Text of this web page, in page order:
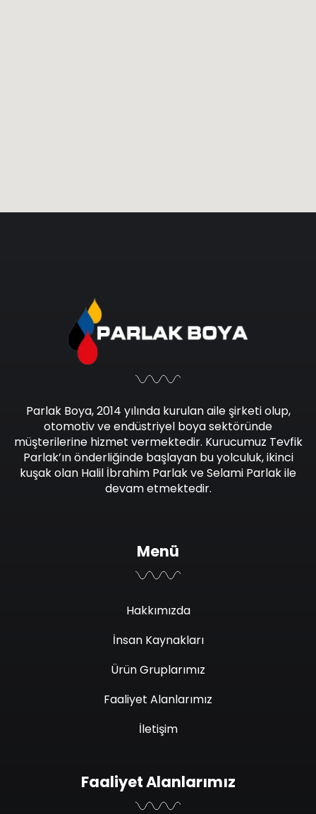
Parlak Boya, 2014 yılında kurulan aile şirketi olup,
otomotiv ve endüstriyel boya sektöründe
müşterilerine hizmet vermektedir. Kurucumuz Tevfik
Parlak’ın önderliğinde başlayan bu yolculuk, ikinci
kuşak olan Halil İbrahim Parlak ve Selami Parlak ile
devam etmektedir.
Menü
Hakkımızda
İnsan Kaynakları
Ürün Gruplarımız
Faaliyet Alanlarımız
İletişim
Faaliyet Alanlarımız